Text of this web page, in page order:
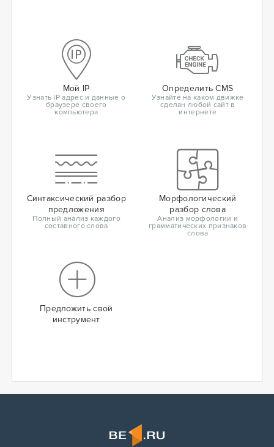
Мой IP
Узнать IP адрес и данные о
браузере своего
компьютера
Определить CMS
Узнайте на каком движке
сделан любой сайт в
интернете
Синтаксический разбор
предложения
Полный анализ каждого
составного слова
Морфологический
разбор слова
Анализ морфологии и
грамматических признаков
слова
Предложить свой
инструмент